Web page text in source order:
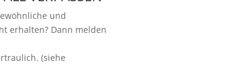
und
erhalten? Dann melden
(siehe